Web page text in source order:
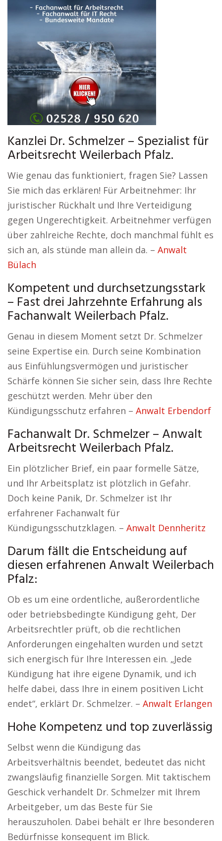
Kanzlei Dr. Schmelzer – Spezialist für
Arbeitsrecht Weilerbach Pfalz.
Wie genau das funktioniert, fragen Sie? Lassen
Sie mich das erklären! Für Arbeitnehmer: Ihr
juristischer Rückhalt und Ihre Verteidigung
gegen Ungerechtigkeit. Arbeitnehmer verfügen
über zahlreiche Rechte, doch manchmal fühlt es
sich an, als stünde man allein da. – Anwalt
Bülach
Kompetent und durchsetzungsstark
– Fast drei Jahrzehnte Erfahrung als
Fachanwalt Weilerbach Pfalz.
Genau in diesem Moment setzt Dr. Schmelzer
seine Expertise ein. Durch seine Kombination
aus Einfühlungsvermögen und juristischer
Schärfe können Sie sicher sein, dass Ihre Rechte
geschützt werden. Mehr über den
Kündigungsschutz erfahren – Anwalt Erbendorf
Fachanwalt Dr. Schmelzer – Anwalt
Arbeitsrecht Weilerbach Pfalz.
Ein plötzlicher Brief, ein paar formelle Sätze,
und Ihr Arbeitsplatz ist plötzlich in Gefahr.
Doch keine Panik, Dr. Schmelzer ist Ihr
erfahrener Fachanwalt für
Kündigungsschutzklagen. – Anwalt Dennheritz
Darum fällt die Entscheidung auf
diesen erfahrenen Anwalt Weilerbach
Pfalz:
Ob es um eine ordentliche, außerordentliche
oder betriebsbedingte Kündigung geht, Der
Arbeitsrechtler prüft, ob die rechtlichen
Anforderungen eingehalten wurden und setzt
sich energisch für Ihre Interessen ein. „Jede
Kündigung hat ihre eigene Dynamik, und ich
helfe dabei, dass Ihre in einem positiven Licht
endet“, erklärt Dr. Schmelzer. – Anwalt Erlangen
Hohe Kompetenz und top zuverlässig
Selbst wenn die Kündigung das
Arbeitsverhältnis beendet, bedeutet das nicht
zwangsläufig finanzielle Sorgen. Mit taktischem
Geschick verhandelt Dr. Schmelzer mit Ihrem
Arbeitgeber, um das Beste für Sie
herauszuholen. Dabei behält er Ihre besonderen
Bedürfnisse konsequent im Blick.